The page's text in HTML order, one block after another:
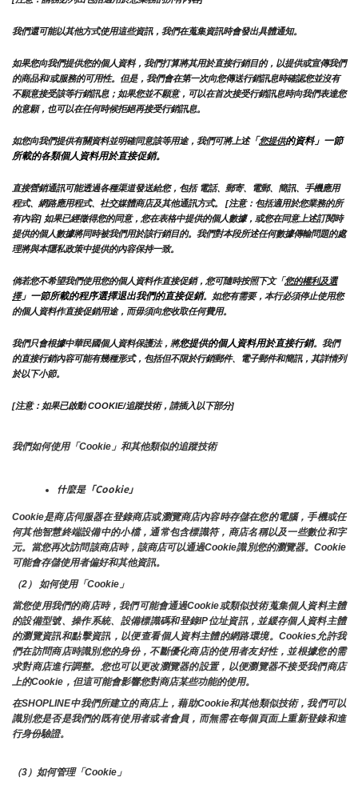
我們還可能以其他方式使用這些資訊，我們在蒐集資訊時會發出具體通知。
如果您向我們提供您的個人資料，我們打算將其用於直接行銷目的，以提供或宣傳我們
的商品和/或服務的可用性。但是，我們會在第一次向您傳送行銷訊息時確認您並沒有
不願意接受該等行銷訊息；如果您並不願意，可以在首次接受行銷訊息時向我們表達您
的意願，也可以在任何時候拒絕再接受行銷訊息。
如您向我們提供有關資料並明確同意該等用途，我們可將上述「您提供的資料」一節
所載的各類個人資料用於直接促銷。
直接營銷通訊可能透過各種渠道發送給您，包括 電話、郵寄、電郵、簡訊、手機應用
程式、網路應用程式、社交媒體商店及其他通訊方式。 [注意：包括適用於您業務的所
有內容] 如果已經徵得您的同意，您在表格中提供的個人數據，或您在同意上述訂閱時
提供的個人數據將同時被我們用於該行銷目的。我們對本段所述任何數據傳輸問題的處
理將與本隱私政策中提供的內容保持一致。
倘若您不希望我們使用您的個人資料作直接促銷，您可隨時按照下文「您的權利及選
擇」一節所載的程序選擇退出我們的直接促銷。如您有需要，本行必須停止使用您
的個人資料作直接促銷用途，而毋須向您收取任何費用。
我們只會根據中華民國個人資料保護法，將您提供的個人資料用於直接行銷。我們
的直接行銷內容可能有幾種形式，包括但不限於行銷郵件、電子郵件和簡訊，其詳情列
於以下小節。
[注意：如果已啟動 COOKIE/追蹤技術，請插入以下部分]
我們如何使用「Cookie」和其他類似的追蹤技術
什麼是「Cookie」
Cookie是商店伺服器在登錄商店或瀏覽商店內容時存儲在您的電腦，手機或任
何其他智慧終端設備中的小檔，通常包含標識符，商店名稱以及一些數位和字
元。當您再次訪問該商店時，該商店可以通過Cookie識別您的瀏覽器。Cookie
可能會存儲使用者偏好和其他資訊。
（2） 如何使用「Cookie」
當您使用我們的商店時，我們可能會通過Cookie或類似技術蒐集個人資料主體
的設備型號、操作系統、設備標識碼和登錄IP位址資訊，並緩存個人資料主體
的瀏覽資訊和點擊資訊，以便查看個人資料主體的網路環境。Cookies允許我
們在訪問商店時識別您的身份，不斷優化商店的使用者友好性，並根據您的需
求對商店進行調整。您也可以更改瀏覽器的設置，以便瀏覽器不接受我們商店
上的Cookie，但這可能會影響您對商店某些功能的使用。
在SHOPLINE中我們所建立的商店上，藉助Cookie和其他類似技術，我們可以
識別您是否是我們的既有使用者或者會員，而無需在每個頁面上重新登錄和進
行身份驗證。
（3）如何管理「Cookie」